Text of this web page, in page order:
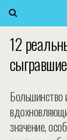
12
Большинство
значение,